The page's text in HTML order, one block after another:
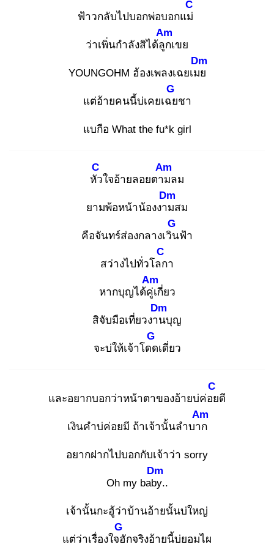
ฟ้าวกลับไปบอกพ่อบอกแม่
C
ว่าเพิ่นกำลังสิได้ลูก
Am
เขย
YOUNGOHM ฮ้องเพลงเฉยเมย
Dm
แต่อ้ายคนนี้บ่เคยเฉย
G
ชา
แบกือ What the fu*k girl
หัว
C
ใจอ้ายลอยตาม
Am
ลม
ยามพ้อหน้าน้องงาม
Dm
สม
คือจันทร์ส่องกลางเวิน
G
ฟ้า
สว่างไปทั่วโลก
C
า
หากบุญได้คู่เ
Am
กี่ยว
สิจับมือเที่ยวงาน
Dm
บุญ
จะบ่ให้เจ้าโดด
G
เดี่ยว
และอยากบอกว่าหน้าตาของอ้ายบ่ค่อย
C
ดี
เงินคำบ่ค่อยมี ถ้าเจ้านั้นลำบาก
Am
อยากฝากไปบอกกับเจ้าว่า sorry
Oh my baby
Dm
..
เจ้านั้นกะฮู้ว่าบ้านอ้ายนั้นบ่ใหญ่
แต่ว่าเรื่องใจฮั
G
กจริงอ้ายนี้บ่ยอมไผ